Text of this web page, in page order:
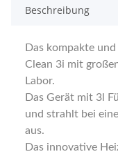
Beschreibung
Das kompakte
Clean 3i mit
Labor.
Das Gerät mit 3l
und strahlt bei
aus.
Das innovative